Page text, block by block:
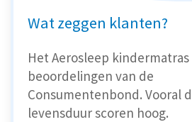
Wat zeggen klanten?
Het Aerosleep
beoordelingen van de
Consumentenbond. Vooral
levensduur scoren hoog.